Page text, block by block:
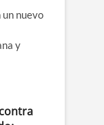
nuevo
y